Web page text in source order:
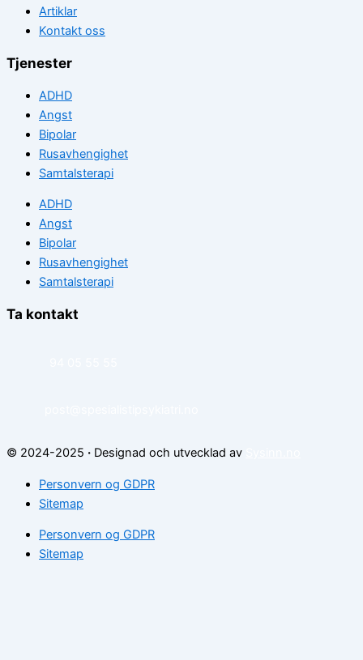
Artiklar
Kontakt oss
Tjenester
ADHD
Angst
Bipolar
Rusavhengighet
Samtalsterapi
ADHD
Angst
Bipolar
Rusavhengighet
Samtalsterapi
Ta kontakt
© 2024-2025 · Designad och utvecklad av
Personvern og GDPR
Sitemap
Personvern og GDPR
Sitemap